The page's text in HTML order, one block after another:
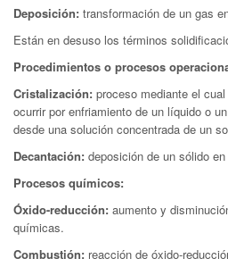
Deposición: transformación de un gas
Están en desuso los términos
Procedimientos o procesos
Cristalización: proceso mediante el
ocurrir por enfriamiento de un líquido o
desde una solución concentrada de un
Decantación: deposición de un sólido
Procesos químicos:
Óxido-reducción: aumento y
químicas.
Combustión: reacción de óxido-